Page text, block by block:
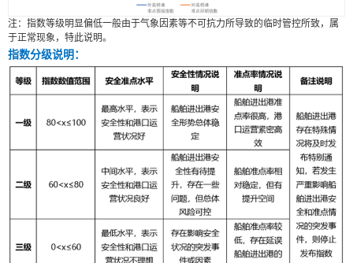
注：指数等级明显偏低一般由于气象因素等不可抗力所导致的临时管控所致，属
于正常现象，特此说明。
指数分级说明：